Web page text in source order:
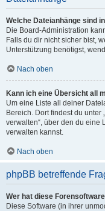
Welche Dateianhänge sind
Die Board-Administration
Falls du dir nicht sicher bist,
Unterstützung benötigst,
Nach oben
Kann ich eine Übersicht all
Um eine Liste all deiner
Bereich. Dort findest du unter
verwalten“, über den du eine
verwalten kannst.
Nach oben
phpBB betreffende
Wer hat diese
Diese Software (in ihrer